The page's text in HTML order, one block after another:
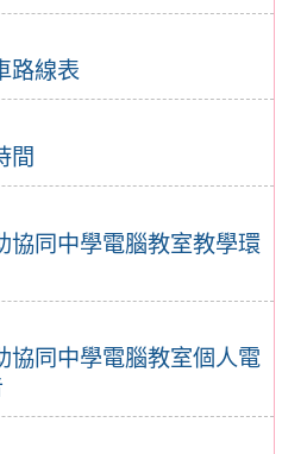
路線表
間
協同中學電腦教室教學環
協同中學電腦教室個人電